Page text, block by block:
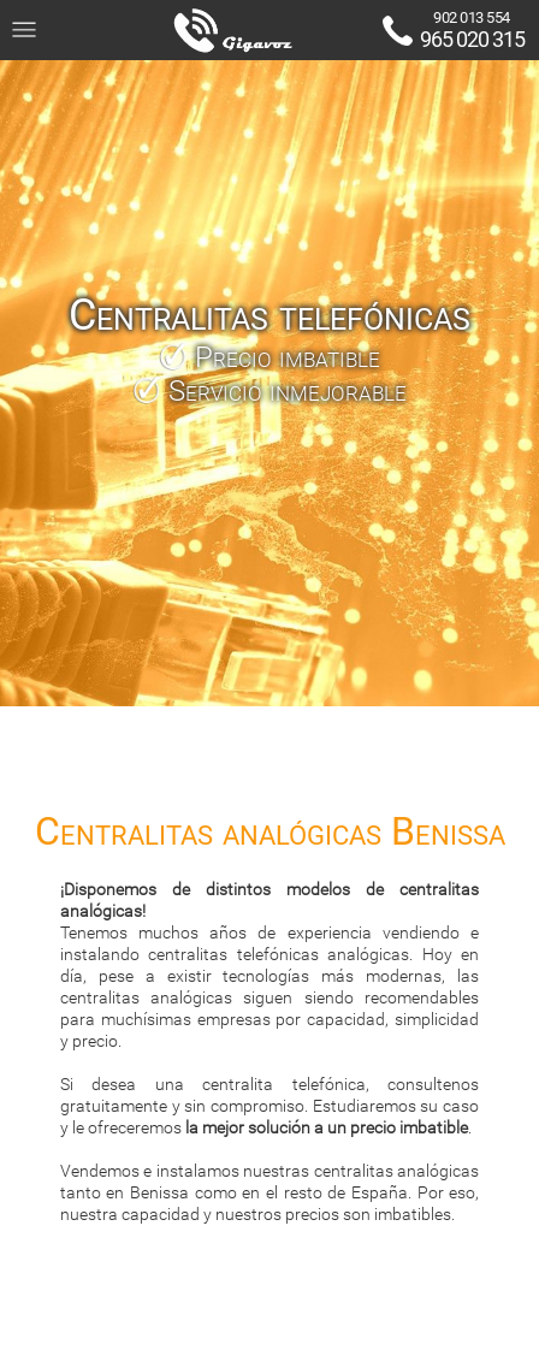
902 013 554
965 020 315
Centralitas telefónicas
Precio imbatible
Servicio inmejorable
Centralitas analógicas Benissa
¡Disponemos de distintos modelos de centralitas
analógicas!
Tenemos muchos años de experiencia vendiendo e
instalando centralitas telefónicas analógicas. Hoy en
día, pese a existir tecnologías más modernas, las
centralitas analógicas siguen siendo recomendables
para muchísimas empresas por capacidad, simplicidad
y precio.
Si desea una centralita telefónica, consultenos
gratuitamente y sin compromiso. Estudiaremos su caso
y le ofreceremos la mejor solución a un precio imbatible.
Vendemos e instalamos nuestras centralitas analógicas
tanto en Benissa como en el resto de España. Por eso,
nuestra capacidad y nuestros precios son imbatibles.